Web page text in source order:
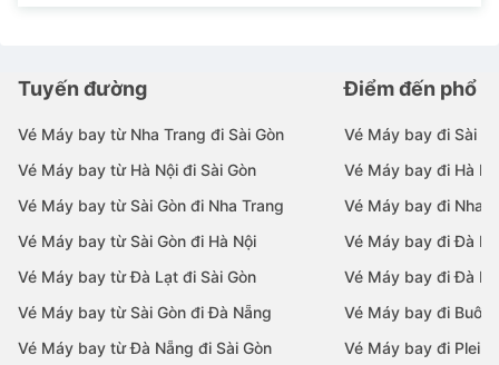
Tuyến đường
Vé Máy bay từ Nha Trang đi Sài Gòn
Vé Máy bay từ Hà Nội đi Sài Gòn
Vé Máy bay từ Sài Gòn đi Nha Trang
Vé Máy bay từ Sài Gòn đi Hà Nội
Vé Máy bay từ Đà Lạt đi Sài Gòn
Vé Máy bay từ Sài Gòn đi Đà Nẵng
Vé Máy bay từ Đà Nẵng đi Sài Gòn
Điểm đến phổ
Vé Máy bay đi Sài
Vé Máy bay đi Hà
Vé Máy bay đi Nha
Vé Máy bay đi Đà
Vé Máy bay đi Đà
Vé Máy bay đi Buôn
Vé Máy bay đi Pleiku